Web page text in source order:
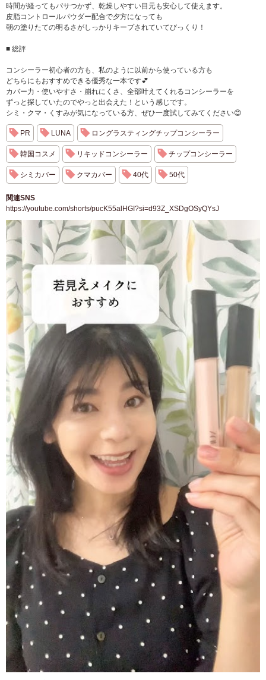
時間が経ってもパサつかず、乾燥しやすい目元も安心して使えます。
皮脂コントロールパウダー配合で夕方になっても
朝の塗りたての明るさがしっかりキープされていてびっくり！
■ 総評
コンシーラー初心者の方も、私のように以前から使っている方も
どちらにもおすすめできる優秀な一本です💕
カバー力・使いやすさ・崩れにくさ、全部叶えてくれるコンシーラーを
ずっと探していたのでやっと出会えた！という感じです。
シミ・クマ・くすみが気になっている方、ぜひ一度試してみてください😊
PR LUNA ロングラスティングチップコンシーラー
韓国コスメ リキッドコンシーラー チップコンシーラー
シミカバー クマカバー 40代 50代
関連SNS
https://youtube.com/shorts/pucK55alHGI?si=d93Z_XSDgOSyQYsJ